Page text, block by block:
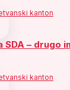
kanton
SDA – drugo
kanton